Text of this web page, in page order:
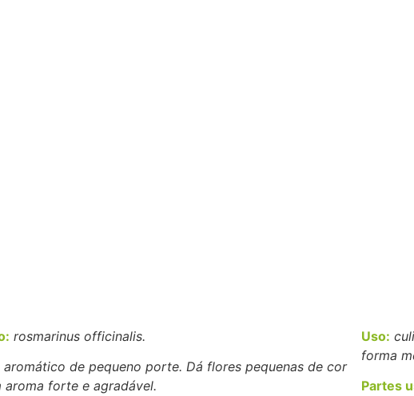
rosmarinus officinalis.
aromático de pequeno porte. Dá flores pequenas de cor
aroma forte e agradável.
Uso:
forma
Partes